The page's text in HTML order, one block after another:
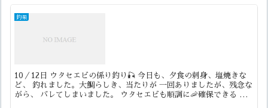
釣果
10／12日 ウタセエビの係り釣り🎣 今日も、夕食の刺身、塩焼きな
ど、 釣れました。大鯛らしき、当たりが 一回ありましたが、残念な
がら、 バレてしまいました。 ウタセエビも順調に🦐確保できる よ